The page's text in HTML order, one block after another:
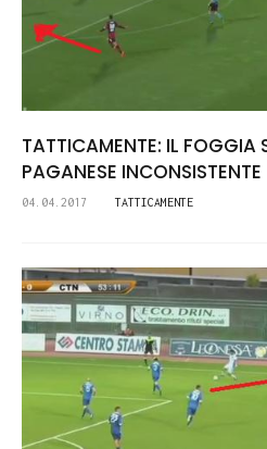
TATTICAMENTE: IL FOGGIA
PAGANESE INCONSISTENTE
04.04.2017 TATTICAMENTE